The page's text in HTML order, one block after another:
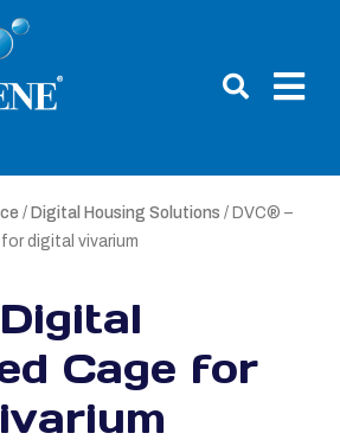
/ Digital Housing Solutions / DVC® –
digital vivarium
Cage for